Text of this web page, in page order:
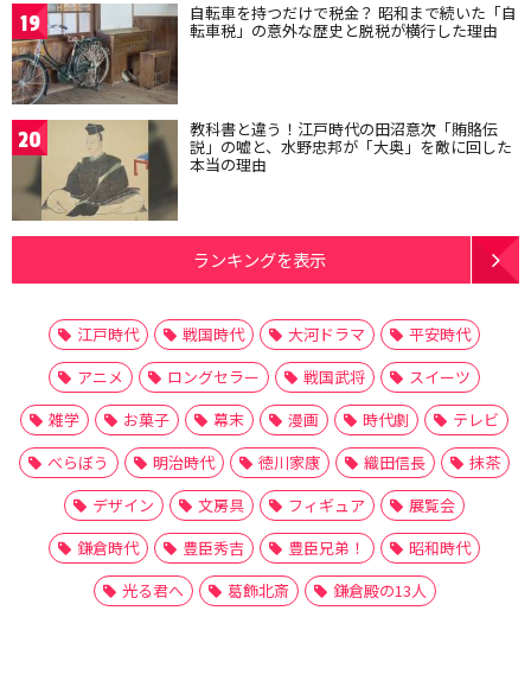
19 自転車を持つだけで税金？ 昭和まで続いた「自
転車税」の意外な歴史と脱税が横行した理由
20 教科書と違う！江戸時代の田沼意次「賄賂伝
説」の嘘と、水野忠邦が「大奥」を敵に回した
本当の理由
ランキングを表示
江戸時代 戦国時代 大河ドラマ
平安時代
アニメ
ロングセラー 戦国武将
スイーツ
雑学
お菓子 幕末 漫画 時代劇
テレビ
べらぼう
明治時代 徳川家康 織田信長
抹茶
デザイン
文房具 フィギュア
展覧会
鎌倉時代
豊臣秀吉 豊臣兄弟！
昭和時代
光る君へ
葛飾北斎 鎌倉殿の13人